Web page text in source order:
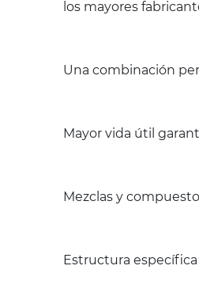
los mayores
Una combinación
Mayor vida útil
Mezclas y
Estructura